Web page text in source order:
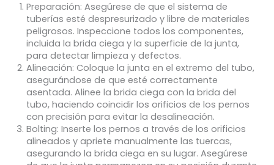
Preparación: Asegúrese de que el sistema de
tuberías esté despresurizado y libre de materiales
peligrosos. Inspeccione todos los componentes,
incluida la brida ciega y la superficie de la junta,
para detectar limpieza y defectos.
Alineación: Coloque la junta en el extremo del tubo,
asegurándose de que esté correctamente
asentada. Alinee la brida ciega con la brida del
tubo, haciendo coincidir los orificios de los pernos
con precisión para evitar la desalineación.
Bolting: Inserte los pernos a través de los orificios
alineados y apriete manualmente las tuercas,
asegurando la brida ciega en su lugar. Asegúrese